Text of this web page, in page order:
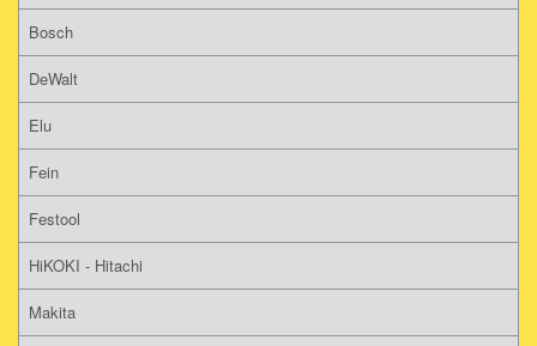
Bosch
DeWalt
Elu
Fein
Festool
HiKOKI - Hitachi
Makita